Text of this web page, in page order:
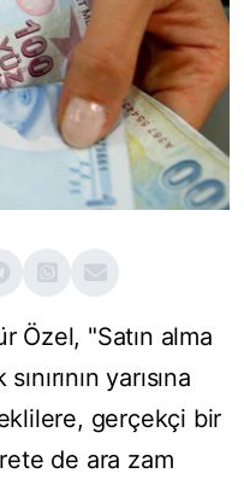
Özel, "Satın alma
yarısına
gerçekçi bir
de ara zam